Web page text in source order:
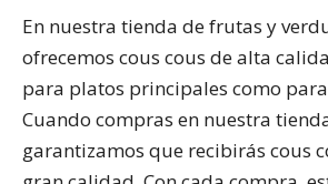
En nuestra tienda de frutas y
ofrecemos cous cous de alta
para platos principales como
Cuando compras en nuestra
garantizamos que recibirás cous